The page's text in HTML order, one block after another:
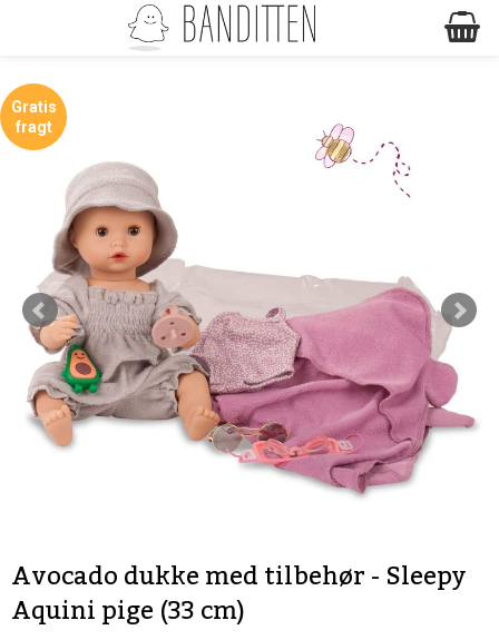
Gratis
fragt
Avocado dukke med tilbehør - Sleepy
Aquini pige (33 cm)